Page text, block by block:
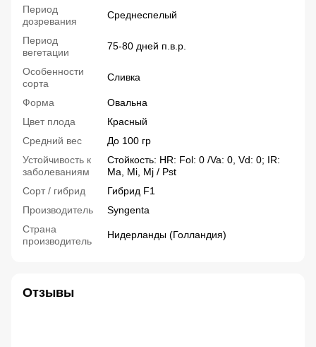
Период
дозревания
Среднеспелый
Период
вегетации
75-80 дней п.в.р.
Особенности
сорта
Сливка
Форма
Овальна
Цвет плода
Красный
Средний вес
До 100 гр
Устойчивость к
заболеваниям
Стойкость: HR: Fol: 0 /Va: 0, Vd: 0; IR:
Ma, Mi, Mj / Pst
Сорт / гибрид
Гибрид F1
Производитель
Syngenta
Страна
производитель
Нидерланды (Голландия)
Отзывы